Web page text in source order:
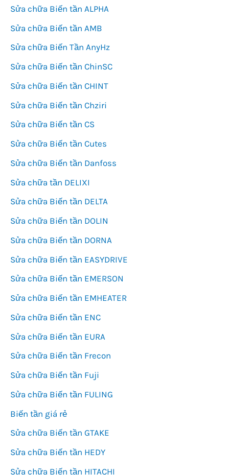
Sửa chữa Biến tần ALPHA
Sửa chữa Biến tần AMB
Sửa chữa Biến Tần AnyHz
Sửa chữa Biến tần ChinSC
Sửa chữa Biến tần CHINT
Sửa chữa Biến tần Chziri
Sửa chữa Biến tần CS
Sửa chữa Biến tần Cutes
Sửa chữa Biến tần Danfoss
Sửa chữa tần DELIXI
Sửa chữa Biến tần DELTA
Sửa chữa Biến tần DOLIN
Sửa chữa Biến tần DORNA
Sửa chữa Biến tần EASYDRIVE
Sửa chữa Biến tần EMERSON
Sửa chữa Biến tần EMHEATER
Sửa chữa Biến tần ENC
Sửa chữa Biến tần EURA
Sửa chữa Biến tần Frecon
Sửa chữa Biến tần Fuji
Sửa chữa Biến tần FULING
Biến tần giá rẻ
Sửa chữa Biến tần GTAKE
Sửa chữa Biến tần HEDY
Sửa chữa Biến tần HITACHI